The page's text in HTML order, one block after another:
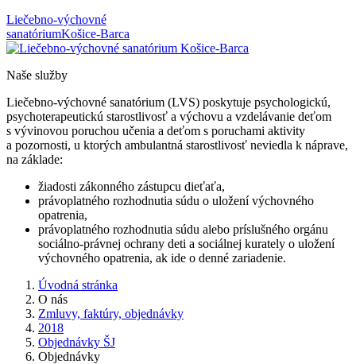
Liečebno-výchovné
sanatóriumKošice-Barca
Naše služby
Liečebno-výchovné sanatórium (LVS) poskytuje psychologickú,
psychoterapeutickú starostlivosť a výchovu a vzdelávanie deťom
s vývinovou poruchou učenia a deťom s poruchami aktivity
a pozornosti, u ktorých ambulantná starostlivosť neviedla k náprave,
na základe:
žiadosti zákonného zástupcu dieťaťa,
právoplatného rozhodnutia súdu o uložení výchovného
opatrenia,
právoplatného rozhodnutia súdu alebo príslušného orgánu
sociálno-právnej ochrany deti a sociálnej kurately o uložení
výchovného opatrenia, ak ide o denné zariadenie.
Úvodná stránka
O nás
Zmluvy, faktúry, objednávky
2018
Objednávky ŠJ
Objednávky